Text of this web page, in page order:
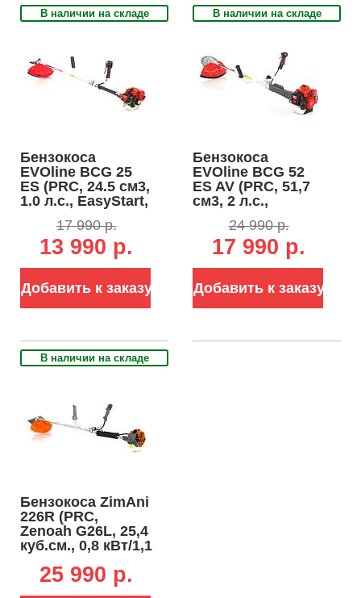
В наличии на складе
Бензокоса
EVOline BCG 25
ES (PRC, 24.5 см3,
1.0 л.с., EasyStart,
нож, ремень, 4.95
17 990 р.
13 990 р.
Добавить к заказу
В наличии на складе
Бензокоса
EVOline BCG 52
ES AV (PRC, 51,7
см3, 2 л.с.,
2.5 мм + нож +
пильный диск,
ремень, 8,5 кг)
24 990 р.
17 990 р.
Добавить к заказу
В наличии на складе
Бензокоса ZimAni
226R (PRC,
Zenoah G26L, 25,4
куб.см., 0,8 кВт/1,1
леска 2,4 мм.,
EasyStart, 5,1 кг.)
25 990 p.